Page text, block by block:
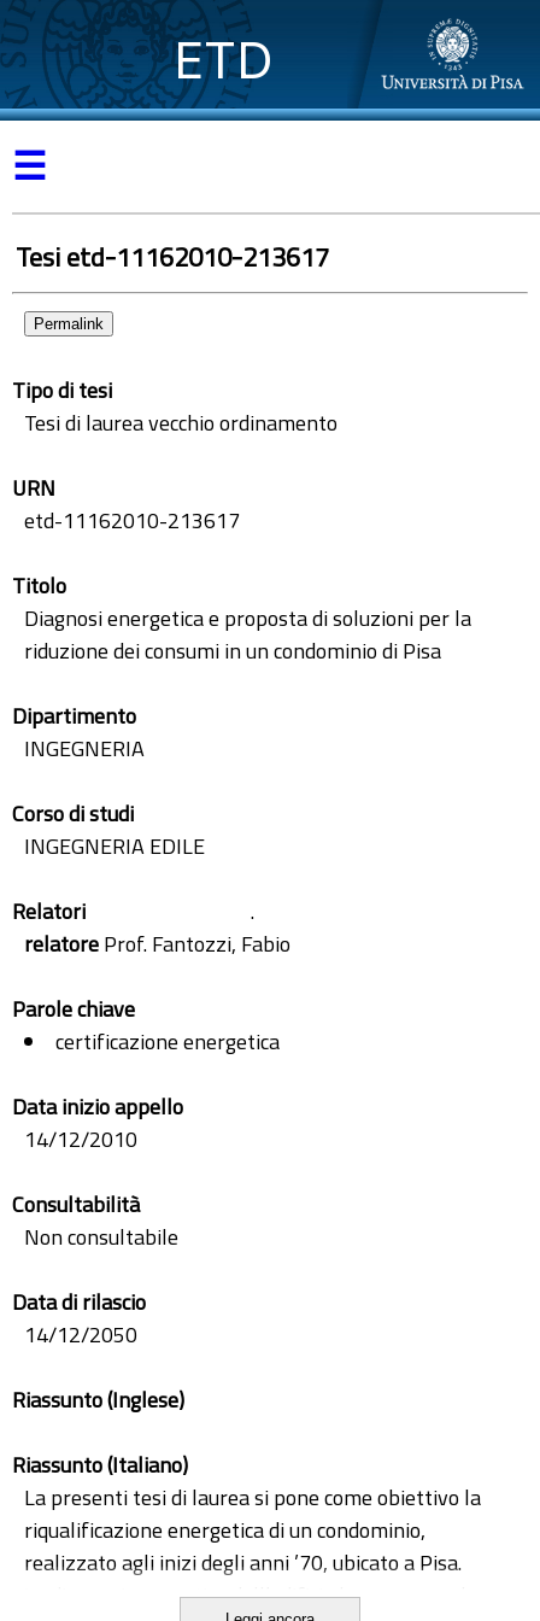
ETD
☰
Tesi etd-11162010-213617
Permalink
Tipo di tesi
Tesi di laurea vecchio ordinamento
URN
etd-11162010-213617
Titolo
Diagnosi energetica e proposta di soluzioni per la
riduzione dei consumi in un condominio di Pisa
Dipartimento
INGEGNERIA
Corso di studi
INGEGNERIA EDILE
Relatori
.
relatoreProf. Fantozzi, Fabio
Parole chiave
certificazione energetica
Data inizio appello
14/12/2010
Consultabilità
Non consultabile
Data di rilascio
14/12/2050
Riassunto (Inglese)
Riassunto (Italiano)
La presenti tesi di laurea si pone come obiettivo la
riqualificazione energetica di un condominio,
realizzato agli inizi degli anni ’70, ubicato a Pisa.
La diagnosi energetica dell’edificio ha compreso la